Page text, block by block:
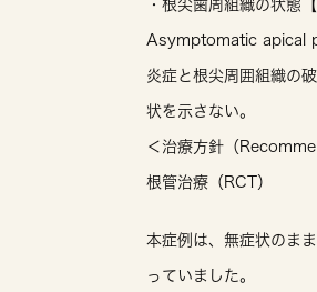
・根尖歯周組織の状態
Asymptomatic apical
炎症と根尖周囲組織の
状を示さない。
＜治療方針（
根管治療（RCT）
本症例は、無症状のま
っていました。